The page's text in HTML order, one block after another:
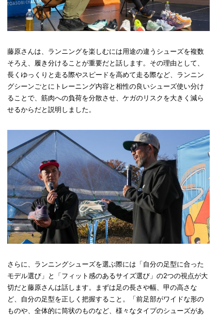
藤原さんは、ランニングを楽しむには用途の違うシューズを複数
そろえ、履き分けることが重要だと話します。その理由として、
長くゆっくりと走る際やスピードを高めて走る際など、ランニン
グシーンごとにトレーニング内容と相性の良いシューズ使い分け
ることで、筋肉への負荷を分散させ、ケガのリスクを大きく減ら
せるからだと説明しました。
さらに、ランニングシューズを選ぶ際には「自分の足型に合った
モデル選び」と「フィット感のあるサイズ選び」の2つの視点が大
切だと藤原さんは話します。まずは足の長さや幅、甲の高さな
ど、自分の足型を正しく把握すること。「前足部がワイドな形の
ものや、全体的に筒状のものなど、様々なタイプのシューズがあ